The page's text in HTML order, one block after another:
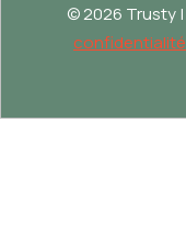
©2026 Trusty |
confidentialité